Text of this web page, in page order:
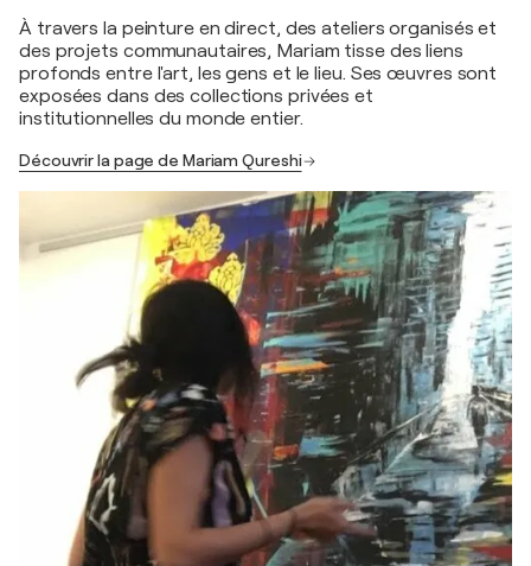
À travers la peinture en direct, des ateliers organisés et
des projets communautaires, Mariam tisse des liens
profonds entre l'art, les gens et le lieu. Ses œuvres sont
exposées dans des collections privées et
institutionnelles du monde entier.
Découvrir la page de Mariam Qureshi